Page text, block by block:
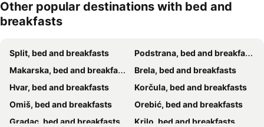
Other popular destinations with bed and
breakfasts
Split, bed and breakfasts
Podstrana, bed and breakfasts
Makarska, bed and breakfasts
Brela, bed and breakfasts
Hvar, bed and breakfasts
Korčula, bed and breakfasts
Omiš, bed and breakfasts
Orebić, bed and breakfasts
Gradac, bed and breakfasts
Krilo, bed and breakfasts